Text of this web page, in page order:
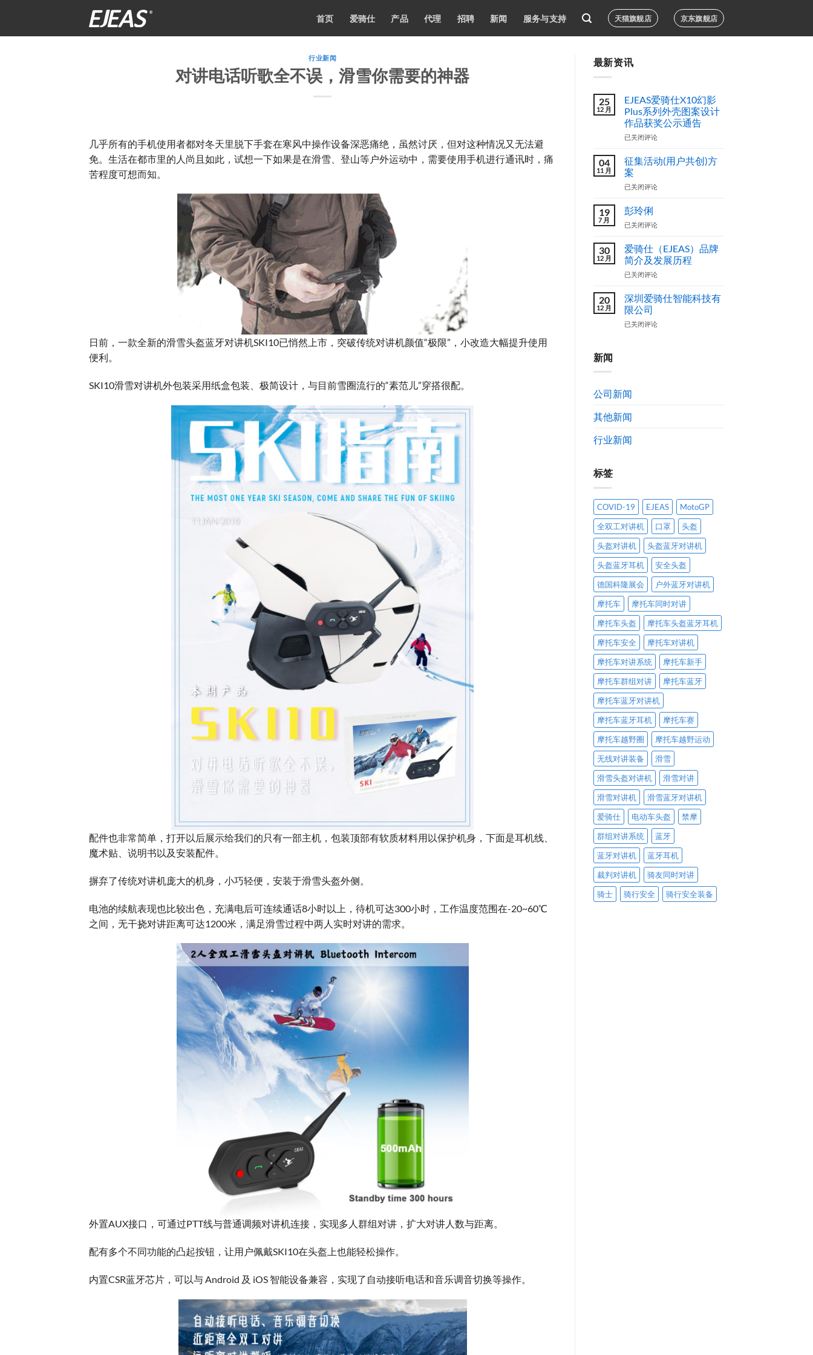
内
首页 爱骑仕 产品 代理 招聘 新闻 服务与支持 天猫旗舰店 京东旗舰店
行业新闻
对讲电话听歌全不误，滑雪你需要的神器
几乎所有的手机使用者都对冬天里脱下手套在寒风中操作设备深恶痛绝，虽然讨厌，但对这种情况又无法避
免。生活在都市里的人尚且如此，试想一下如果是在滑雪、登山等户外运动中，需要使用手机进行通讯时，痛
苦程度可想而知。
日前，一款全新的滑雪头盔蓝牙对讲机SKI10已悄然上市，突破传统对讲机颜值“极限”，小改造大幅提升使用
便利。
SKI10滑雪对讲机外包装采用纸盒包装、极简设计，与目前雪圈流行的“素范儿”穿搭很配。
配件也非常简单，打开以后展示给我们的只有一部主机，包装顶部有软质材料用以保护机身，下面是耳机线、
魔术贴、说明书以及安装配件。
摒弃了传统对讲机庞大的机身，小巧轻便，安装于滑雪头盔外侧。
电池的续航表现也比较出色，充满电后可连续通话8小时以上，待机可达300小时，工作温度范围在-20~60℃
之间，无干挠对讲距离可达1200米，满足滑雪过程中两人实时对讲的需求。
外置AUX接口，可通过PTT线与普通调频对讲机连接，实现多人群组对讲，扩大对讲人数与距离。
配有多个不同功能的凸起按钮，让用户佩戴SKI10在头盔上也能轻松操作。
内置CSR蓝牙芯片，可以与 Android 及 iOS 智能设备兼容，实现了自动接听电话和音乐调音切换等操作。
最新资讯
25
12 月
EJEAS爱骑仕X10幻影
Plus系列外壳图案设计
作品获奖公示通告
EJEAS
骑
仕
X10
幻
Plus
系
列
壳
图
设
作
品
获
已关闭评论
04
11 月
征集活动(用户共创)方
案
征
活
动
(用
共
创)
案
已关闭评论
19
7 月
彭玲俐
彭
俐
已关闭评论
30
12 月
爱骑仕（EJEAS）品牌
简介及发展历程
爱
仕
（EJEAS）
品
牌
程
已关闭评论
20
12 月
深圳爱骑仕智能科技有
限公司
深
科
有
公
司
已关闭评论
新闻
公司新闻
其他新闻
行业新闻
标签
COVID-19 EJEAS
MotoGP
全双工对讲机
口罩
头盔
头盔对讲机
头盔蓝牙对讲机
头盔蓝牙耳机
安全头盔
德国科隆展会
户外蓝牙对讲机
摩托车
摩托车同时对讲
摩托车头盔
摩托车头盔蓝牙耳机
摩托车安全
摩托车对讲机
摩托车对讲系统
摩托车新手
摩托车群组对讲
摩托车蓝牙
摩托车蓝牙对讲机
摩托车蓝牙耳机
摩托车赛
摩托车越野圈
摩托车越野运动
无线对讲装备
滑雪
滑雪头盔对讲机
滑雪对讲
滑雪对讲机
滑雪蓝牙对讲机
爱骑仕
电动车头盔
禁摩
群组对讲系统
蓝牙
蓝牙对讲机
蓝牙耳机
裁判对讲机
骑友同时对讲
骑士
骑行安全 骑行安全装备